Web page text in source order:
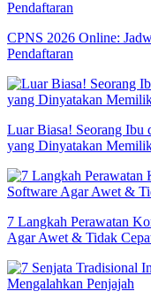
CPNS 2026 Online:
Pendaftaran
Luar Biasa! Seorang Ibu
yang Dinyatakan
7 Langkah Perawatan
Agar Awet & Tidak